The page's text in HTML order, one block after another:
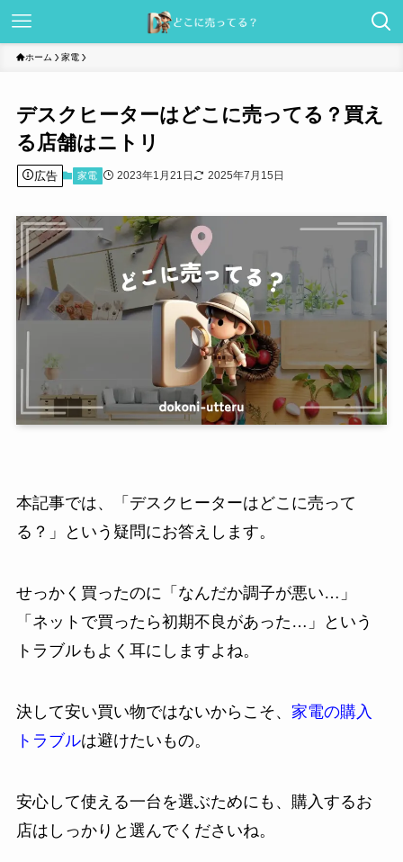
ホーム 家電
デスクヒーターはどこに売ってる？買え
る店舗はニトリ
広告 家電 2023年1月21日 2025年7月15日
本記事では、「デスクヒーターはどこに売って
る？」という疑問にお答えします。
せっかく買ったのに「なんだか調子が悪い…」
「ネットで買ったら初期不良があった…」という
トラブルもよく耳にしますよね。
決して安い買い物ではないからこそ、 家電の購入
トラブルは避けたいもの。
安心して使える一台を選ぶためにも、購入するお
店はしっかりと選んでくださいね。